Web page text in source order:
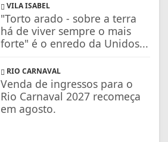
VILA ISABEL
"Torto arado - sobre a terra
há de viver sempre o mais
forte" é o enredo da Unidos...
RIO CARNAVAL
Venda de ingressos para o
Rio Carnaval 2027 recomeça
em agosto.